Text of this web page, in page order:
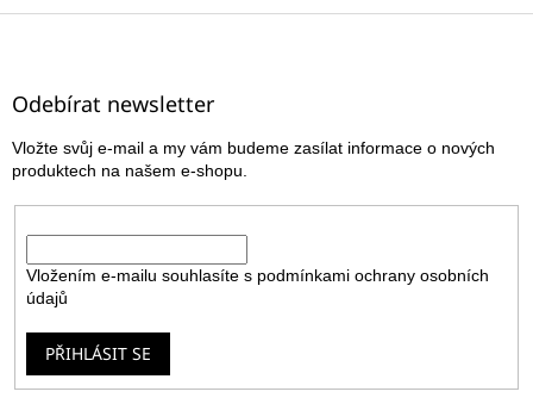
Z
Odebírat newsletter
Vložte svůj e-mail a my vám budeme zasílat informace o nových
produktech na našem e-shopu.
Vložením e-mailu souhlasíte s podmínkami ochrany osobních
údajů
PŘIHLÁSIT SE